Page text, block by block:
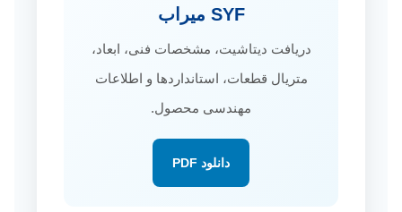
SYF میراب
دریافت دیتاشیت، مشخصات فنی، ابعاد،
متریال قطعات، استانداردها و اطلاعات
مهندسی محصول.
دانلود PDF